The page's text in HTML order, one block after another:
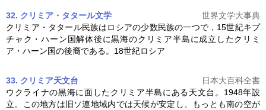
32. クリミア・タタール文学
世界文学大事典
クリミア・タタール民族はロシアの少数民族の一つで，15世紀キプ
チャク・ハーン国解体後に黒海のクリミア半島に成立したクリミ
ア・ハーン国の後裔である。18世紀ロシア
33. クリミア天文台
日本大百科全書
ウクライナの黒海に面したクリミア半島にある天文台。1948年設
立。この地方は旧ソ連地域内では天候が安定し、もっとも南の空が